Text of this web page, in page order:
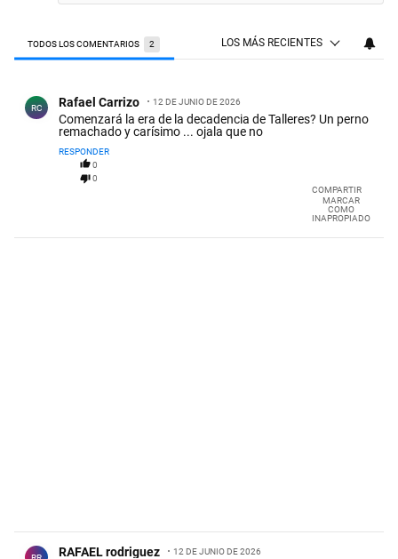
TODOS LOS COMENTARIOS 2 LOS MÁS RECIENTES
RC Rafael Carrizo 12 DE JUNIO DE 2026
Comenzará la era de la decadencia de Talleres? Un perno
remachado y carísimo ... ojala que no
RESPONDER
0
0
COMPARTIR
MARCAR
COMO
INAPROPIADO
RAFAEL rodriguez 12 DE JUNIO DE 2026